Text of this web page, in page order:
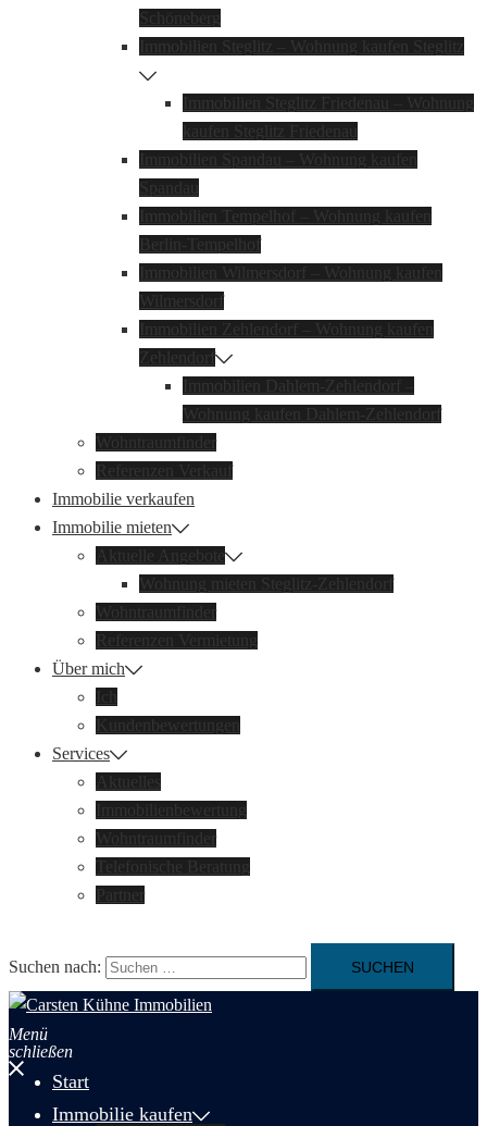
Schöneberg
Immobilien Steglitz – Wohnung kaufen Steglitz
Immobilien Steglitz Friedenau – Wohnung
kaufen Steglitz Friedenau
Immobilien Spandau – Wohnung kaufen
Spandau
Immobilien Tempelhof – Wohnung kaufen
Berlin-Tempelhof
Immobilien Wilmersdorf – Wohnung kaufen
Wilmersdorf
Immobilien Zehlendorf – Wohnung kaufen
Zehlendorf
Immobilien Dahlem-Zehlendorf –
Wohnung kaufen Dahlem-Zehlendorf
Wohntraumfinder
Referenzen Verkauf
Immobilie verkaufen
Immobilie mieten
Aktuelle Angebote
Wohnung mieten Steglitz-Zehlendorf
Wohntraumfinder
Referenzen Vermietung
Über mich
Ich
Kundenbewertungen
Services
Aktuelles
Immobilien­bewertung
Wohntraumfinder
Telefonische Beratung
Partner
Suchen nach:
Menü
schließen
Start
Immobilie kaufen